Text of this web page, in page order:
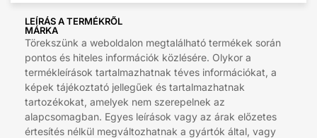
LEÍRÁS A TERMÉKRŐL
MÁRKA
Törekszünk a weboldalon megtalálható termékek során
pontos és hiteles információk közlésére. Olykor a
termékleírások tartalmazhatnak téves információkat, a
képek tájékoztató jellegűek és tartalmazhatnak
tartozékokat, amelyek nem szerepelnek az
alapcsomagban. Egyes leírások vagy az árak előzetes
értesítés nélkül megváltozhatnak a gyártók által, vagy